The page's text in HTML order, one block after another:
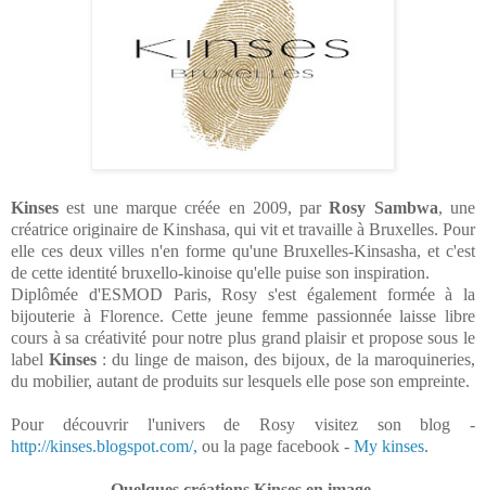
Kinses est une marque créée en 2009, parRosy Sambwa, une
créatrice originaire de Kinshasa, qui vit et travaille à Bruxelles. Pour
elle ces deux villes n'en forme qu'une Bruxelles-Kinsasha, et c'est
de cette identité bruxello-kinoise qu'elle puise son inspiration.
Diplômée d'ESMOD Paris, Rosy s'est également formée à la
bijouterie à Florence. Cette jeune femme passionnée laisse libre
cours à sa créativité pour notre plus grand plaisir et propose sous le
label Kinses : du linge de maison, des bijoux, de la maroquineries,
du mobilier, autant de produits sur lesquels elle pose son empreinte.
Pour découvrir l'univers de Rosy visitez son blog -
http://kinses.blogspot.com/, ou la page facebook - My kinses.